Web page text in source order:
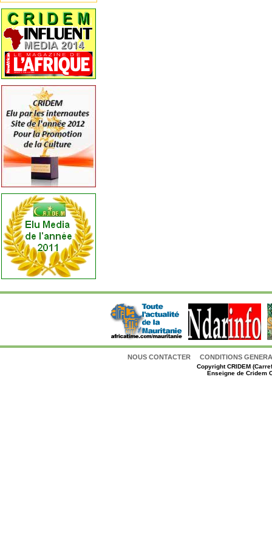
NOUS CONTACTER CONDITIONS
CopyrightCRIDEM
Enseigne de Cridem